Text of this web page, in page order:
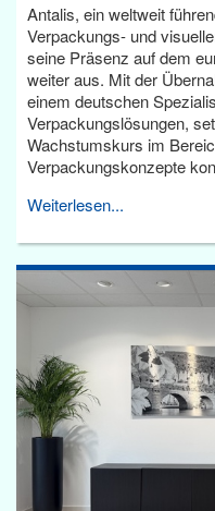
Antalis, ein weltweit
Verpackungs- und
seine Präsenz auf dem
weiter aus. Mit der
einem deutschen
Verpackungslösungen,
Wachstumskurs im
Verpackungskonzepte
Weiterlesen...